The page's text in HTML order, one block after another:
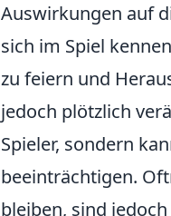
Auswirkungen auf
sich im Spiel
zu feiern und
jedoch plötzlich
Spieler, sondern
beeinträchtigen.
bleiben, sind